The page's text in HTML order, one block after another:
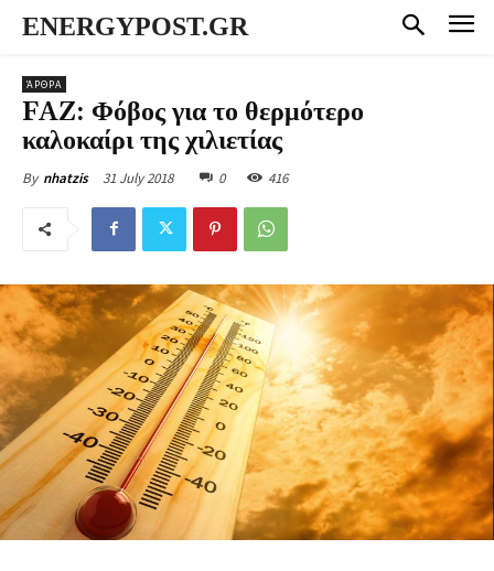
ENERGYPOST.GR
ΆΡΘΡΑ
FAZ: Φόβος για το θερμότερο
καλοκαίρι της χιλιετίας
By nhatzis 31 July 2018 0 416